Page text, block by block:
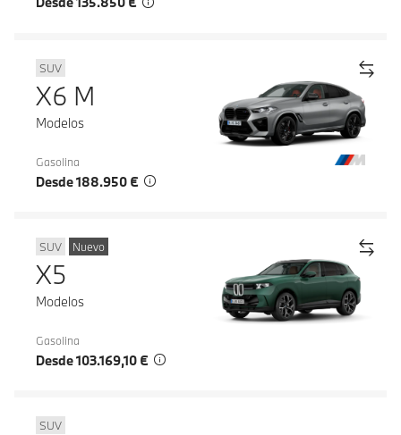
SUV
X6 M
Modelos
Gasolina
Desde 188.950 €
SUV Nuevo
X5
Modelos
Gasolina
Desde 103.169,10 €
SUV